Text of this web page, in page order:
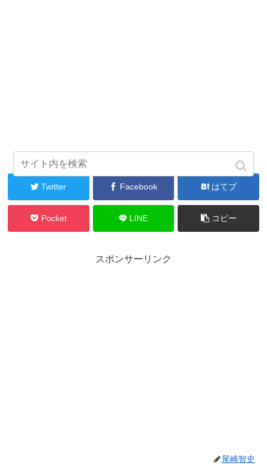
Twitter Facebook はてブ
Pocket LINE コピー
スポンサーリンク
尾崎智史